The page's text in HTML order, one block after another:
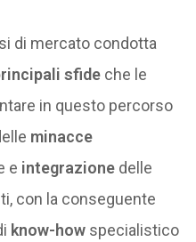
di mercato condotta
sfideche le
in questo percorso
minacce
e integrazionedelle
con la conseguente
know-howspecialistico